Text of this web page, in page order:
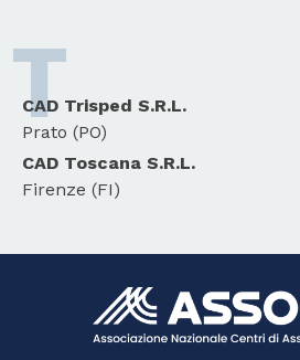
T
CAD Trisped S.R.L.
Prato (PO)
CAD Toscana S.R.L.
Firenze (FI)